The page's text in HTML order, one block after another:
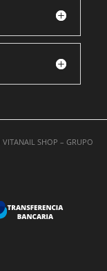
VITANAIL SHOP – GRUPO